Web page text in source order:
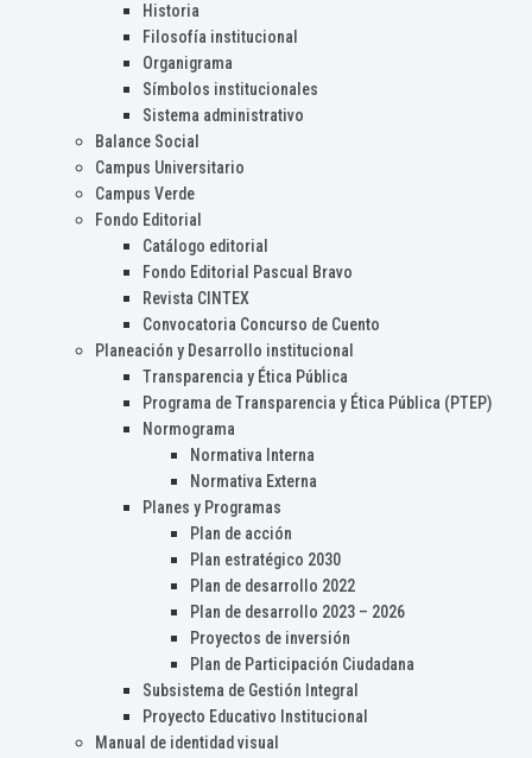
Historia
Filosofía institucional
Organigrama
Símbolos institucionales
Sistema administrativo
Balance Social
Campus Universitario
Campus Verde
Fondo Editorial
Catálogo editorial
Fondo Editorial Pascual Bravo
Revista CINTEX
Convocatoria Concurso de Cuento
Planeación y Desarrollo institucional
Transparencia y Ética Pública
Programa de Transparencia y Ética Pública (PTEP)
Normograma
Normativa Interna
Normativa Externa
Planes y Programas
Plan de acción
Plan estratégico 2030
Plan de desarrollo 2022
Plan de desarrollo 2023 – 2026
Proyectos de inversión
Plan de Participación Ciudadana
Subsistema de Gestión Integral
Proyecto Educativo Institucional
Manual de identidad visual